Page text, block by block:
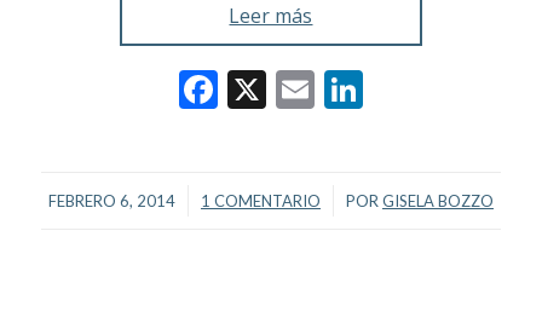
Leer más
Facebook
X EmailLinkedIn
FEBRERO 6, 2014
/ 1 COMENTARIO
/ POR GISELA BOZZO